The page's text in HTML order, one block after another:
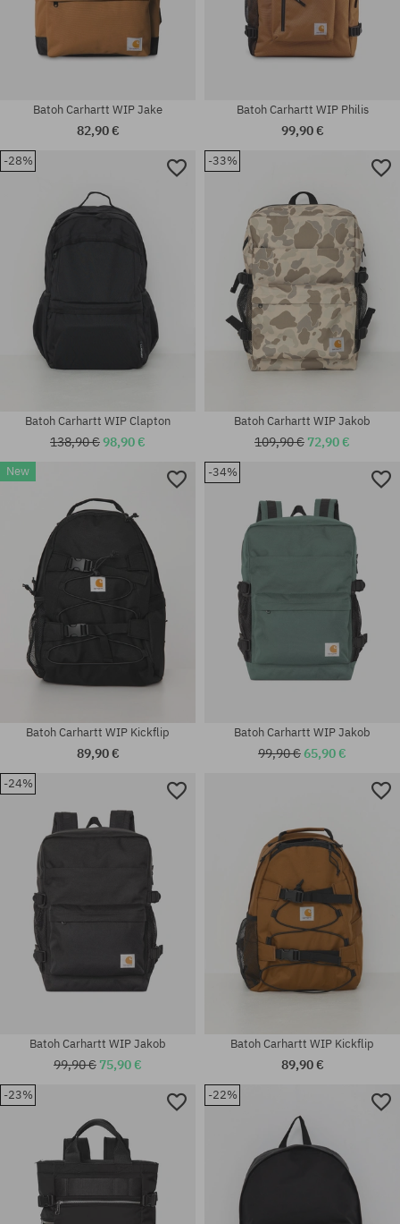
univerzálna veľkosť univerzálna veľkosť
univerzálna veľkosť
Batoh Carhartt WIP Jake
82,90 €
univerzálna veľkosť
Batoh Carhartt WIP Philis
99,90 €
-28%
univerzálna veľkosť
Batoh Carhartt WIP Clapton
138,90 €98,90 €
-33%
univerzálna veľkosť
Batoh Carhartt WIP Jakob
109,90 € 72,90 €
New
univerzálna veľkosť
Batoh Carhartt WIP Kickflip
89,90 €
-34%
univerzálna veľkosť
Batoh Carhartt WIP Jakob
99,90 €65,90 €
-24%
Batoh Carhartt WIP Jakob
99,90 € 75,90 €
Batoh Carhartt WIP Kickflip
89,90 €
-23% -22%